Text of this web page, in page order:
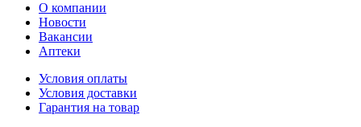
О компании
Новости
Вакансии
Аптеки
Условия оплаты
Условия доставки
Гарантия на товар